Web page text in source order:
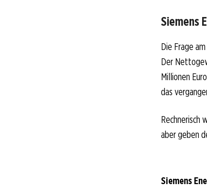
Siemens
Die Frage
Der
Millionen
das
Rechnerisch
aber geben
Siemens